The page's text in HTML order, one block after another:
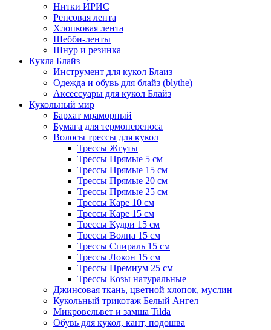
Нитки ИРИС
Репсовая лента
Хлопковая лента
Шебби-ленты
Шнур и резинка
Кукла Блайз
Инструмент для кукол Блаиз
Одежда и обувь для блайз (blythe)
Аксессуары для кукол Блайз
Кукольный мир
Бархат мраморный
Бумага для термопереноса
Волосы трессы для кукол
Трессы Жгуты
Трессы Прямые 5 см
Трессы Прямые 15 см
Трессы Прямые 20 см
Трессы Прямые 25 см
Трессы Каре 10 см
Трессы Каре 15 см
Трессы Кудри 15 см
Трессы Волна 15 см
Трессы Спираль 15 см
Трессы Локон 15 см
Трессы Премиум 25 см
Трессы Козы натуральные
Джинсовая ткань, цветной хлопок, муслин
Кукольный трикотаж Белый Ангел
Микровельвет и замша Tilda
Обувь для кукол, кант, подошва